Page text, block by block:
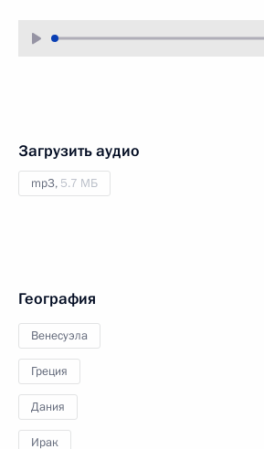
Загрузить аудио
mp3, 5.7 МБ
География
Венесуэла
Греция
Дания
Ирак